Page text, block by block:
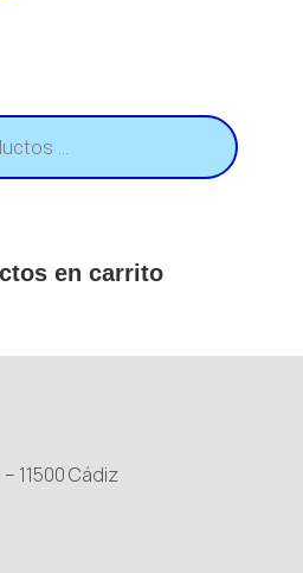
en carrito
11500 Cádiz